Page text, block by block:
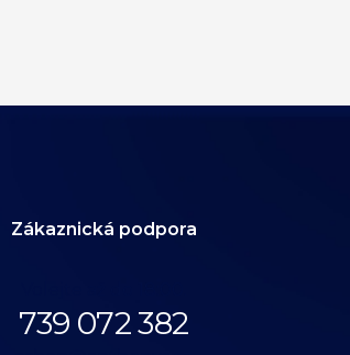
Zákaznická podpora
739 072 382